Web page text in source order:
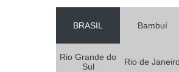
BRASIL Bambuí
Rio Grande do
Sul
Rio de